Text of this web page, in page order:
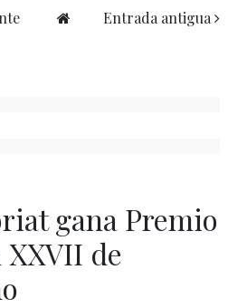
Entrada antigua
gana Premio
de